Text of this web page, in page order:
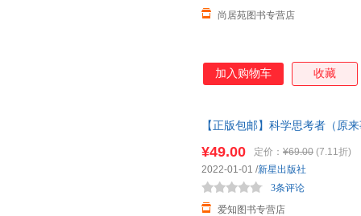
尚居苑图书专营店
加入购物车 收藏
【正版包邮】科学思考者（原
包邮速发 假一罚十
¥49.00 定价： ¥69.00 (7.11折)
爱知图书专营店
3条评论
2022-01-01 /新星出版社